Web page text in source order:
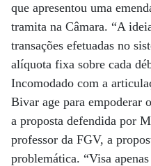
que apresentou uma
tramita na Câmara. “A
transações efetuadas no
alíquota fixa sobre cada
Incomodado com a
Bivar age para empoderar
a proposta defendida por
professor da FGV, a
problemática. “Visa